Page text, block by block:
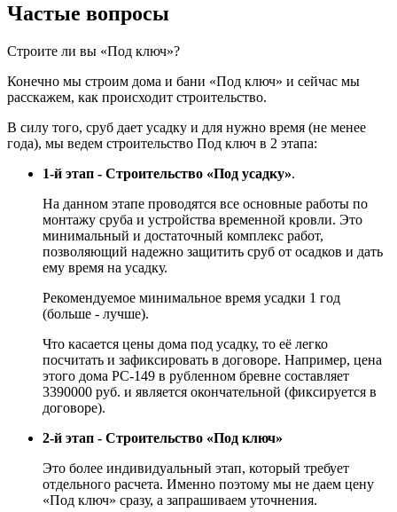
Частые вопросы
Строите ли вы «Под ключ»?
Конечно мы строим дома и бани «Под ключ» и сейчас мы
расскажем, как происходит строительство.
В силу того, сруб дает усадку и для нужно время (не менее
года), мы ведем строительство Под ключ в 2 этапа:
1-й этап - Строительство «Под усадку».
На данном этапе проводятся все основные работы по
монтажу сруба и устройства временной кровли. Это
минимальный и достаточный комплекс работ,
позволяющий надежно защитить сруб от осадков и дать
ему время на усадку.
Рекомендуемое минимальное время усадки 1 год
(больше - лучше).
Что касается цены дома под усадку, то её легко
посчитать и зафиксировать в договоре. Например, цена
этого дома РС-149 в рубленном бревне составляет
3390000 руб. и является окончательной (фиксируется в
договоре).
2-й этап - Строительство «Под ключ»
Это более индивидуальный этап, который требует
отдельного расчета. Именно поэтому мы не даем цену
«Под ключ» сразу, а запрашиваем уточнения.